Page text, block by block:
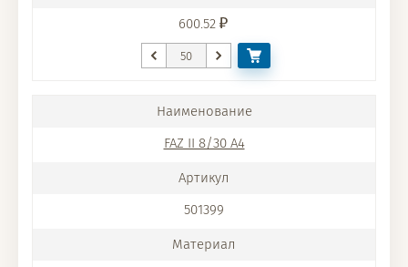
600.52
FAZ II 8/30 A4
501399